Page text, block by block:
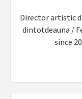
Director artistic
dintotdeauna /
since